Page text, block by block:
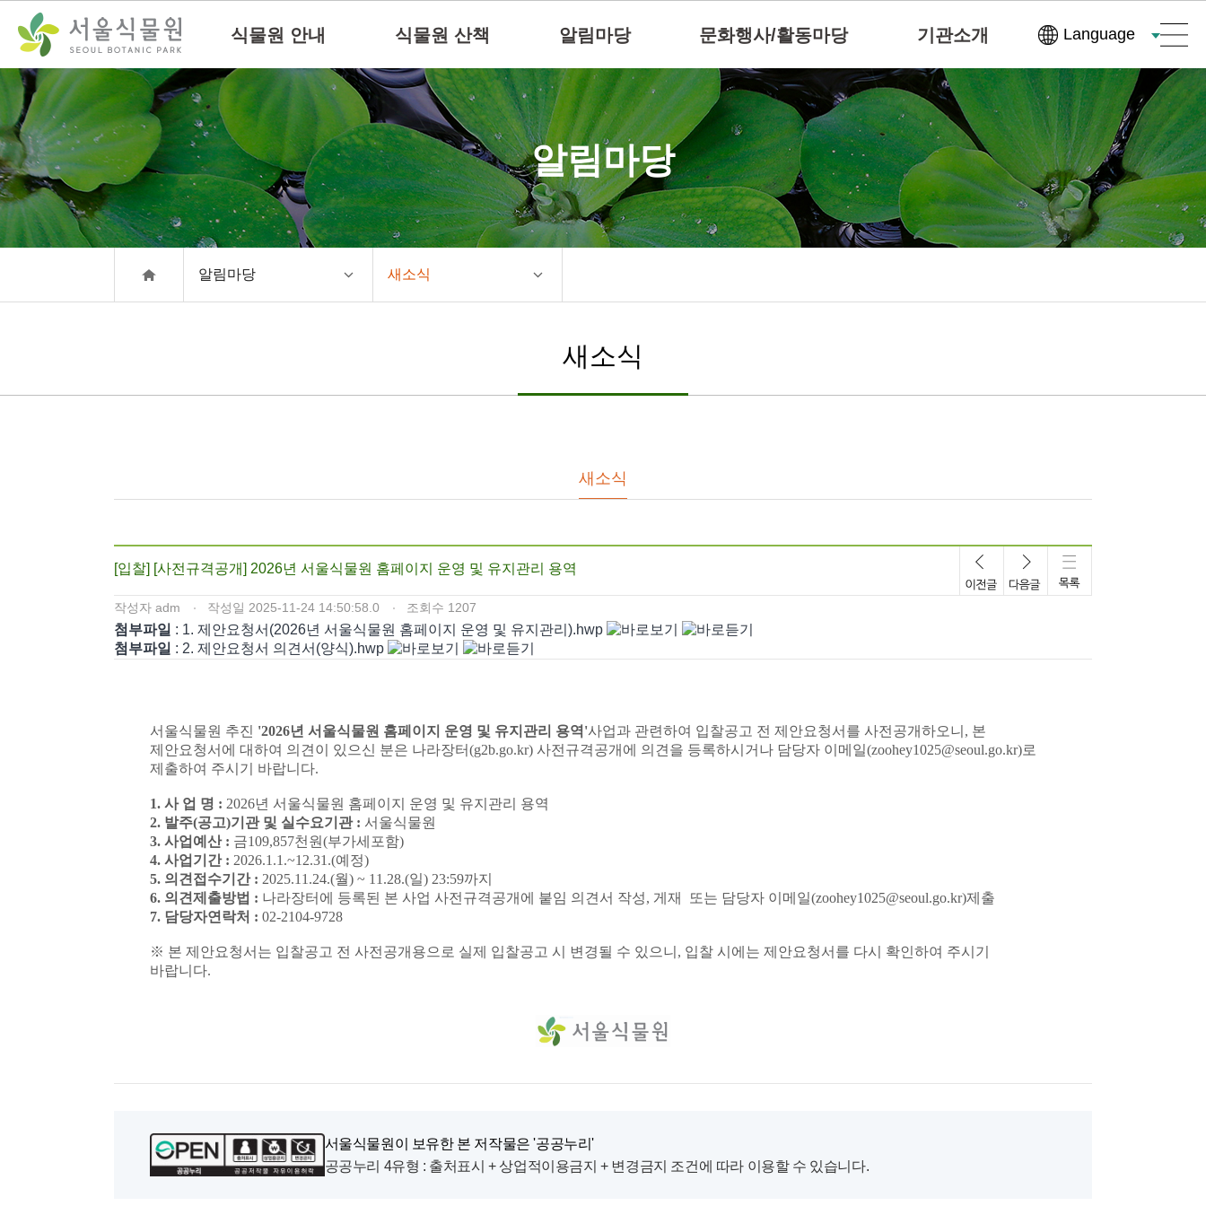
바
가
기
본문으로
바로가기
식물원 안내 식물원 산책 알림마당 문화행사/활동마당 기관소개 Language
알림마당
알림마당 새소식
새소식
새소식
[입찰] [사전규격공개] 2026년 서울식물원 홈페이지 운영 및 유지관리 용역
작성자 adm 작성일 2025-11-24 14:50:58.0 조회수 1207
첨부파일 : 1. 제안요청서(2026년 서울식물원 홈페이지 운영 및 유지관리).hwp
첨부파일 : 2. 제안요청서 의견서(양식).hwp
서울식물원 추진 '2026년 서울식물원 홈페이지 운영 및 유지관리 용역'사업과 관련하여 입찰공고 전 제안요청서를 사전공개하오니, 본
제안요청서에 대하여 의견이 있으신 분은 나라장터(g2b.go.kr) 사전규격공개에 의견을 등록하시거나 담당자 이메일(zoohey1025@seoul.go.kr)로
제출하여 주시기 바랍니다.
1. 사 업 명 : 2026년 서울식물원 홈페이지 운영 및 유지관리 용역
2. 발주(공고)기관 및 실수요기관 : 서울식물원
3. 사업예산 : 금109,857천원(부가세포함)
4. 사업기간 : 2026.1.1.~12.31.(예정)
5. 의견접수기간 : 2025.11.24.(월) ~ 11.28.(일) 23:59까지
6. 의견제출방법 : 나라장터에 등록된 본 사업 사전규격공개에 붙임 의견서 작성, 게재 또는 담당자 이메일(zoohey1025@seoul.go.kr)제출
7. 담당자연락처 : 02-2104-9728
※ 본 제안요청서는 입찰공고 전 사전공개용으로 실제 입찰공고 시 변경될 수 있으니, 입찰 시에는 제안요청서를 다시 확인하여 주시기
바랍니다.
서울식물원이 보유한 본 저작물은 '공공누리'
공공누리 4유형 : 출처표시 + 상업적이용금지 + 변경금지 조건에 따라 이용할 수 있습니다.